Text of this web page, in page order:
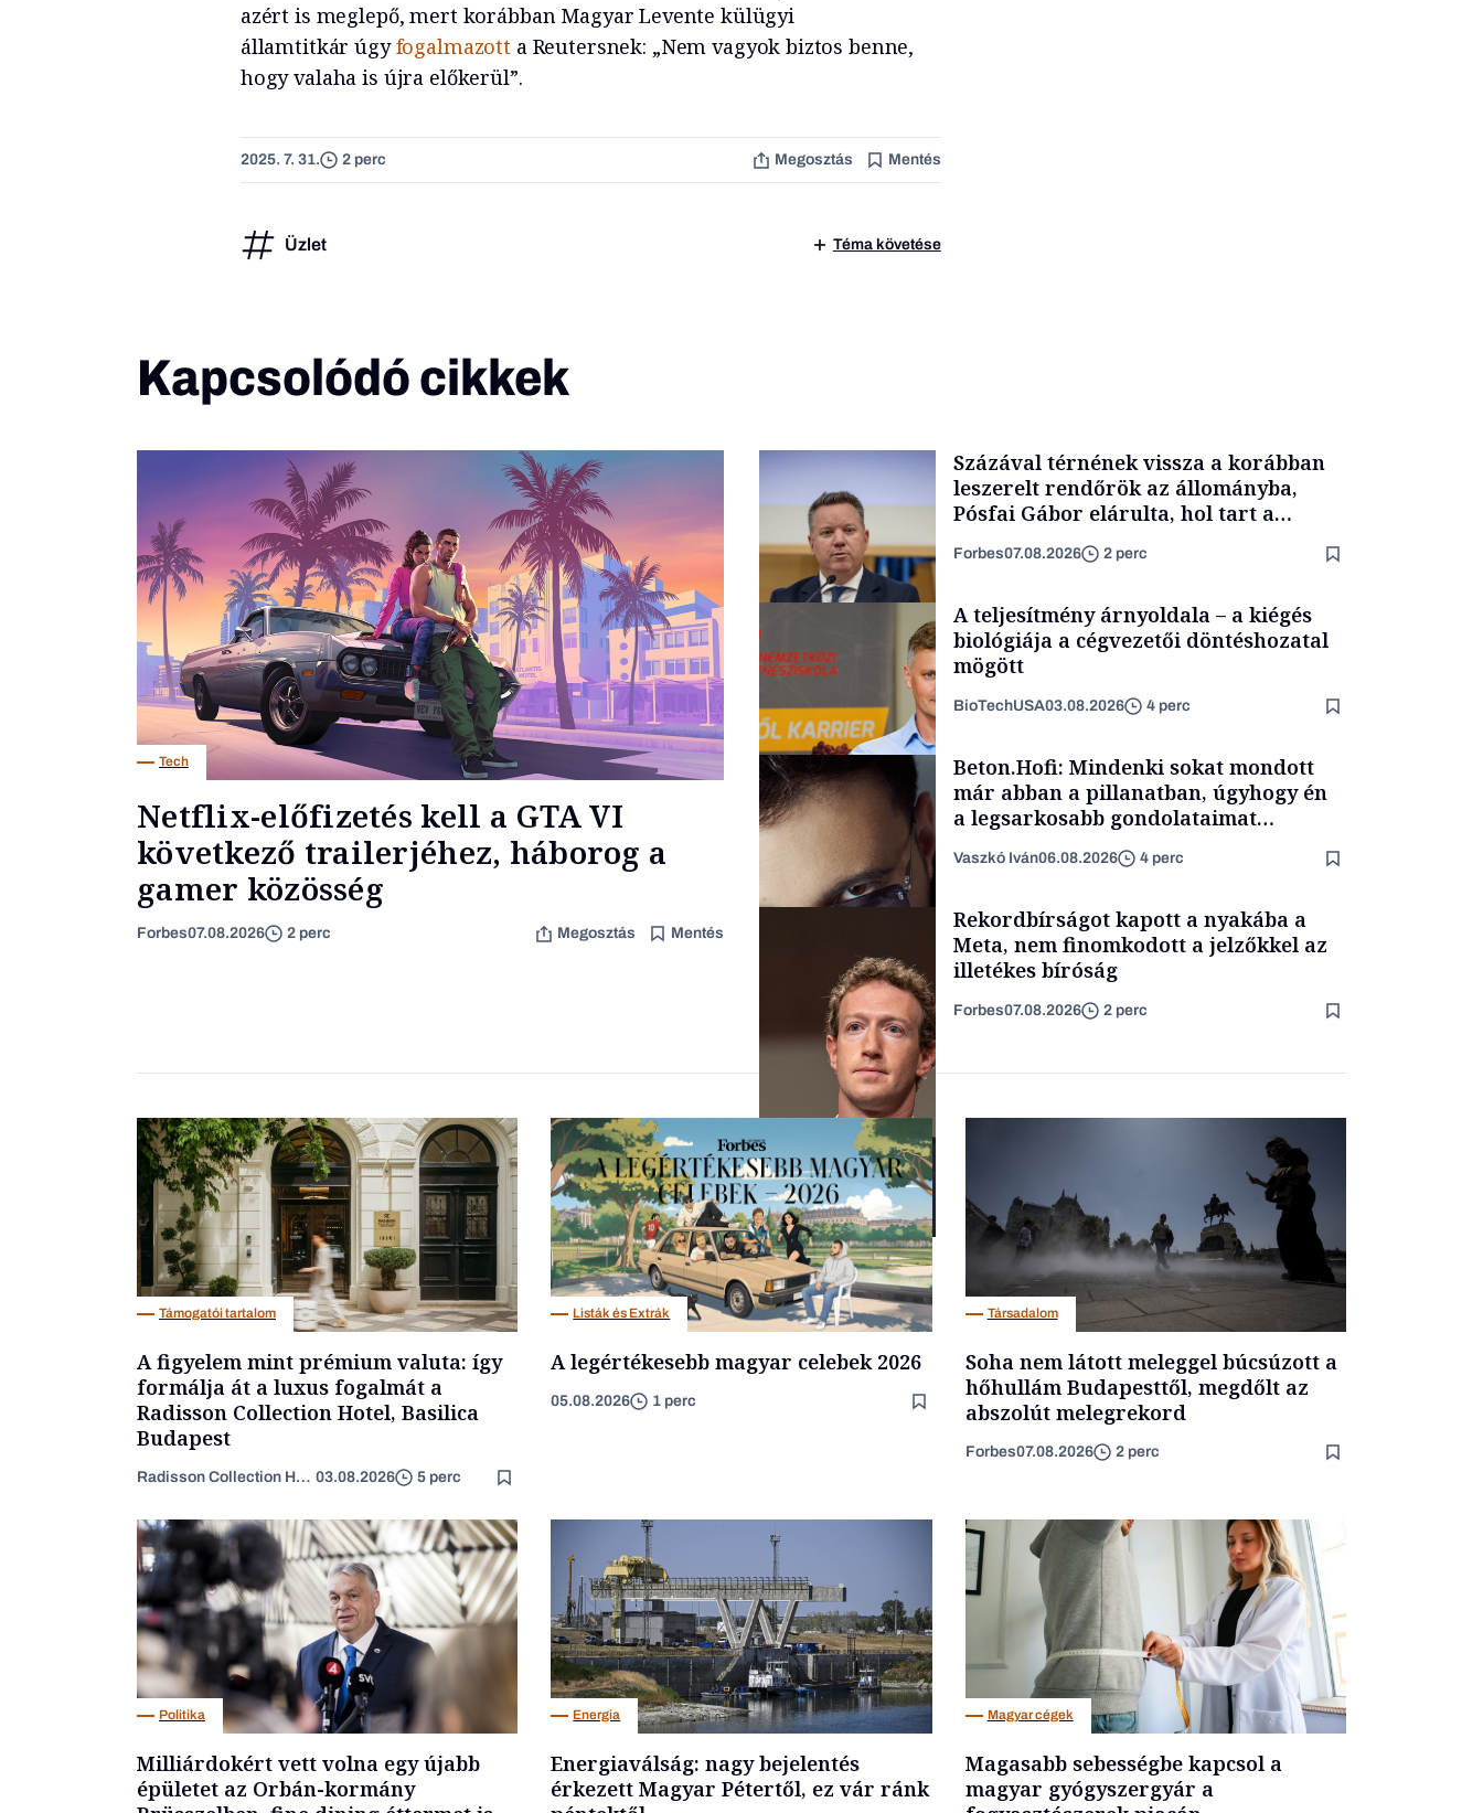
azért is meglepő, mert korábban Magyar Levente külügyi
államtitkár úgyfogalmazott a Reutersnek: „Nem vagyok biztos benne,
hogy valaha is újra előkerül”.
2025. 7. 31. 2 perc Megosztás Mentés
Üzlet Téma követése
Kapcsolódó cikkek
Tech
Netflix-előfizetés kell a GTA VI
következő trailerjéhez, háborog a
gamer közösség
Forbes07.08.2026 2 perc Megosztás Mentés
Százával térnének vissza a korábban
leszerelt rendőrök az állományba,
Pósfai Gábor elárulta, hol tart a
Forbes07.08.2026 2 perc
A teljesítmény árnyoldala – a kiégés
biológiája a cégvezetői döntéshozatal
mögött
BioTechUSA03.08.2026 4 perc
Forbes-sztori
Beton.Hofi: Mindenki sokat mondott
már abban a pillanatban, úgyhogy én
a legsarkosabb gondolataimat
Vaszkó Iván06.08.2026 4 perc
Társadalom
Rekordbírságot kapott a nyakába a
Meta, nem finomkodott a jelzőkkel az
illetékes bíróság
Forbes07.08.2026 2 perc
Támogatói tartalom
A figyelem mint prémium valuta: így
formálja át a luxus fogalmát a
Radisson Collection Hotel, Basilica
Budapest
Radisson Collection Hotel 03.08.2026 5 perc
Listák és Extrák
A legértékesebb magyar celebek 2026
05.08.2026 1 perc
Társadalom
Soha nem látott meleggel búcsúzott a
hőhullám Budapesttől, megdőlt az
abszolút melegrekord
Forbes07.08.2026 2 perc
Politika
Milliárdokért vett volna egy újabb
épületet az Orbán-kormány
Energia
Energiaválság: nagy bejelentés
érkezett Magyar Pétertől, ez vár ránk
Magyar cégek
Magasabb sebességbe kapcsol a
magyar gyógyszergyár a